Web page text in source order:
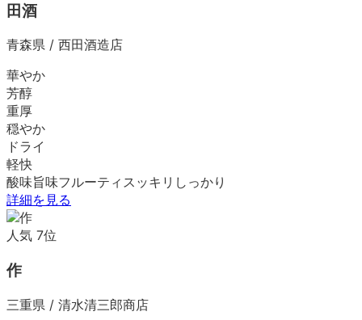
田酒
青森県 / 西田酒造店
華やか
芳醇
重厚
穏やか
ドライ
軽快
酸味旨味フルーティ スッキリ しっかり
詳細を見る
人気 7位
作
三重県 / 清水清三郎商店